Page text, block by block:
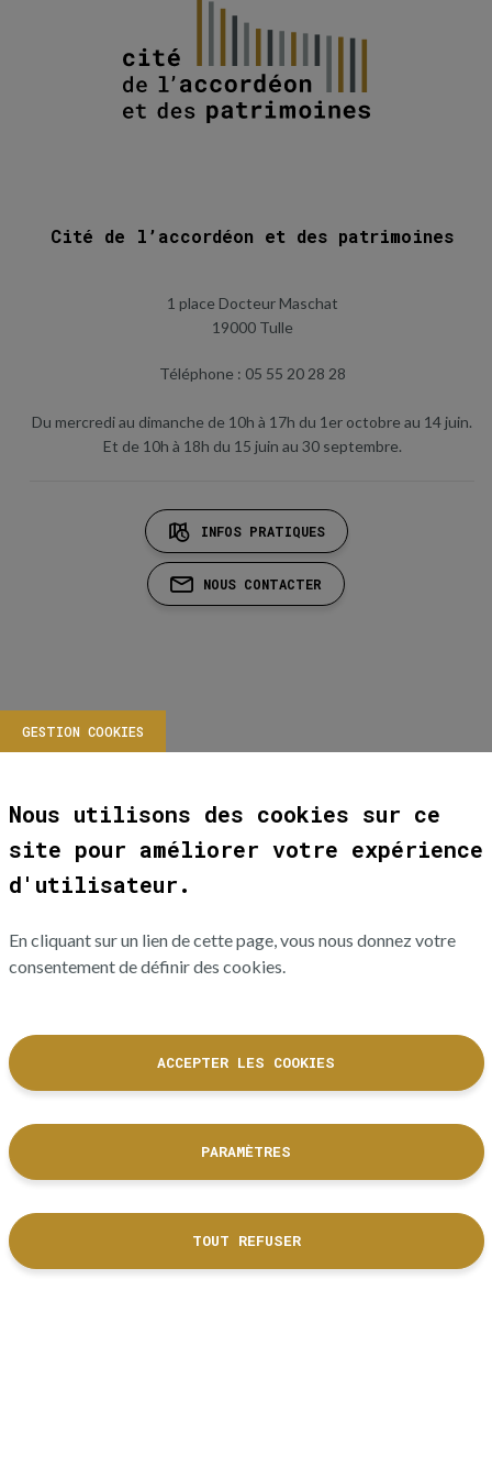
Cité de l’accordéon et des patrimoines
1 place Docteur Maschat
19000 Tulle
Téléphone : 05 55 20 28 28
Du mercredi au dimanche de 10h à 17h du 1er octobre au 14 juin.
Et de 10h à 18h du 15 juin au 30 septembre.
INFOS PRATIQUES
NOUS CONTACTER
La Cité de l'accordéon et des patrimoines est un équipement culturel
GESTION COOKIES
Nous utilisons des cookies sur ce
site pour améliorer votre expérience
d'utilisateur.
En cliquant sur un lien de cette page, vous nous donnez votre
consentement de définir des cookies.
ACCEPTER LES COOKIES
PARAMÈTRES
TOUT REFUSER